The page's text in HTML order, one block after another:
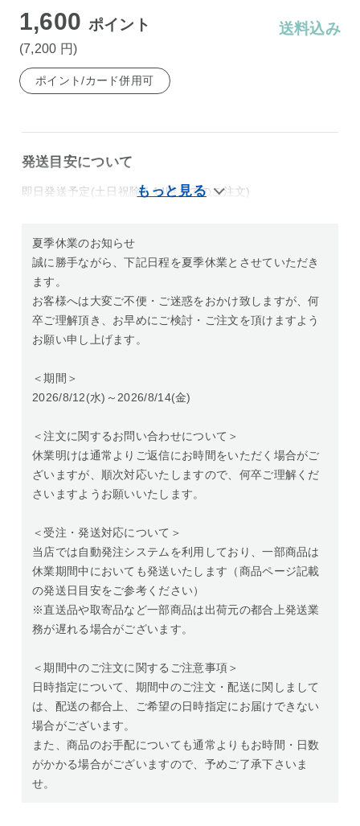
1,600 ポイント
(7,200 円)
送料込み
ポイント/カード併用可
発送目安について
即日発送予定(土日祝除く14時までのご注文)
夏季休業のお知らせ
誠に勝手ながら、下記日程を夏季休業とさせていただき
ます。
お客様へは大変ご不便・ご迷惑をおかけ致しますが、何
卒ご理解頂き、お早めにご検討・ご注文を頂けますよう
お願い申し上げます。
＜期間＞
2026/8/12(水)～2026/8/14(金)
＜注文に関するお問い合わせについて＞
休業明けは通常よりご返信にお時間をいただく場合がご
ざいますが、順次対応いたしますので、何卒ご理解くだ
さいますようお願いいたします。
＜受注・発送対応について＞
当店では自動発注システムを利用しており、一部商品は
休業期間中においても発送いたします（商品ページ記載
の発送日目安をご参考ください）
※直送品や取寄品など一部商品は出荷元の都合上発送業
務が遅れる場合がございます。
＜期間中のご注文に関するご注意事項＞
日時指定について、期間中のご注文・配送に関しまして
は、配送の都合上、ご希望の日時指定にお届けできない
場合がございます。
また、商品のお手配についても通常よりもお時間・日数
がかかる場合がございますので、予めご了承下さいま
せ。